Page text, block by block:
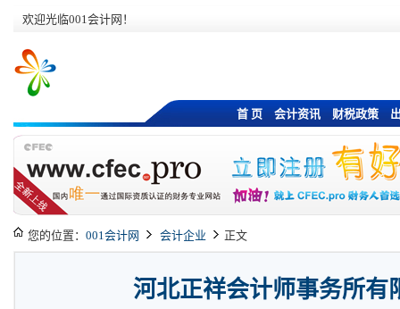
欢迎光临001会计网！
首 页 会计资讯 财税政策
您的位置： 001会计网 会计企业 正文
河北正祥会计师事务所有